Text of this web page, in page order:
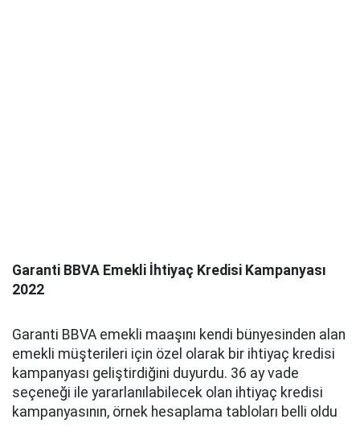
Garanti BBVA Emekli İhtiyaç Kredisi Kampanyası
2022
Garanti BBVA emekli maaşını kendi bünyesinden alan
emekli müşterileri için özel olarak bir ihtiyaç kredisi
kampanyası geliştirdiğini duyurdu. 36 ay vade
seçeneği ile yararlanılabilecek olan ihtiyaç kredisi
kampanyasının, örnek hesaplama tabloları belli oldu